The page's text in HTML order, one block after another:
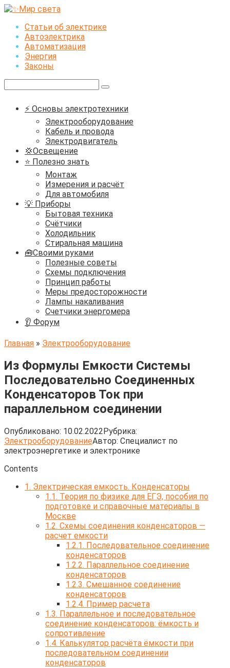
Перейти
контентуСтатьи об электрике
Автоэлектрика
Автоматизация
Энергия
Законы
⚡ Основы электротехники
Электрооборудование
Кабель и провода
Электродвигатель
💢Освещение
⭐ Полезно знать
Монтаж
Измерения и расчёт
Для автомобиля
💡 Приборы
Бытовая техника
Счётчики
Холодильник
Стиральная машина
🧰Своими руками
Полезные советы
Схемы подключения
Принцип работы
Меры предосторожности
Лампы накаливания
Счетчики энергомера
👂 Форум
Главная » Электрооборудование
Из Формулы Емкости Системы
Последовательно Соединенных
Конденсаторов Ток при
параллельном соединении
Опубликовано: 10.02.2022Рубрика:
ЭлектрооборудованиеАвтор: Cпециалист по
электроэнергетике и электронике
Contents
1. Электрическая емкость. Конденсаторы
1.1. Теория по физике для ЕГЭ, пособия по
подготовке и справочные материалы в
Москве
1.2. Схемы соединения конденсаторов —
расчет емкости
1.2.1. Последовательное соединение
конденсаторов
1.2.2. Параллельное соединение
конденсаторов
1.2.3. Смешанное соединение
конденсаторов
1.2.4. Пример расчета
1.3. Параллельное и последовательное
соединение конденсаторов: ёмкость и
сопротивление
1.4. Калькулятор расчёта ёмкости при
последовательном соединении
конденсаторов